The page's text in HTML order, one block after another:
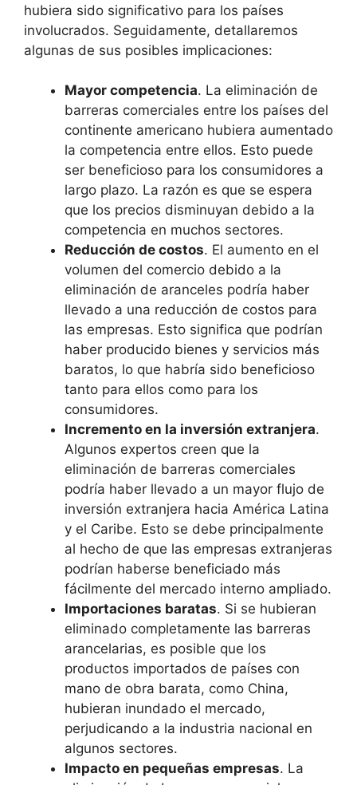
hubiera sido significativo para los países
involucrados. Seguidamente, detallaremos
algunas de sus posibles implicaciones:
Mayor competencia. La eliminación de
barreras comerciales entre los países del
continente americano hubiera aumentado
la competencia entre ellos. Esto puede
ser beneficioso para los consumidores a
largo plazo. La razón es que se espera
que los precios disminuyan debido a la
competencia en muchos sectores.
Reducción de costos. El aumento en el
volumen del comercio debido a la
eliminación de aranceles podría haber
llevado a una reducción de costos para
las empresas. Esto significa que podrían
haber producido bienes y servicios más
baratos, lo que habría sido beneficioso
tanto para ellos como para los
consumidores.
Incremento en la inversión extranjera.
Algunos expertos creen que la
eliminación de barreras comerciales
podría haber llevado a un mayor flujo de
inversión extranjera hacia América Latina
y el Caribe. Esto se debe principalmente
al hecho de que las empresas extranjeras
podrían haberse beneficiado más
fácilmente del mercado interno ampliado.
Importaciones baratas. Si se hubieran
eliminado completamente las barreras
arancelarias, es posible que los
productos importados de países con
mano de obra barata, como China,
hubieran inundado el mercado,
perjudicando a la industria nacional en
algunos sectores.
Impacto en pequeñas empresas. La